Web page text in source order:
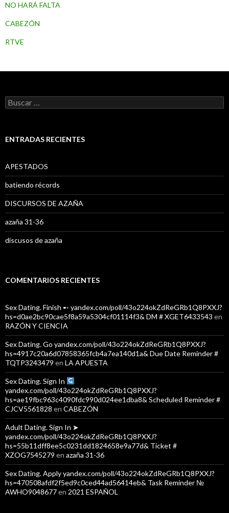
NO HARÁ FALTA
CABEZÓN
RTVE
B
u
a
ENTRADAS RECIENTES
APESTADOS
batiendo récords
DISCURSOS DE AZAÑA
azaña 31-36
discusos de azaña
COMENTARIOS RECIENTES
Sex Dating. Finish ➸ yandex.com/poll/43o224okZdReGRb1Q8PXXJ?
hs=d0ae2bc90cae5f8a59a5304cf01114f3& DM # XGET6433543 en
RAZÓN Y CIENCIA
Sex Dating. Go yandex.com/poll/43o224okZdReGRb1Q8PXXJ?
hs=4917c20a6d07858365fcb4a7ea140d1a& Due Date Reminder #
TQTP3243479 en LA APUESTA
Sex Dating. Sign In
yandex.com/poll/43o224okZdReGRb1Q8PXXJ?
hs=ae19fbc963c4090fdc990d024ee1dba8& Scheduled Reminder #
CJCV5561828 en CABEZÓN
Adult Dating. Sign In ➤
yandex.com/poll/43o224okZdReGRb1Q8PXXJ?
hs=55b11dff8ee5c0231dd1824658e9a77d& Ticket #
XZOG7545279 en azaña 31-36
Sex Dating. Apply yandex.com/poll/43o224okZdReGRb1Q8PXXJ?
hs=470508afdf2f5ed9c0ced44ad56414eb& Task Reminder №
AWHO9048677en 2021 ESPAÑOL